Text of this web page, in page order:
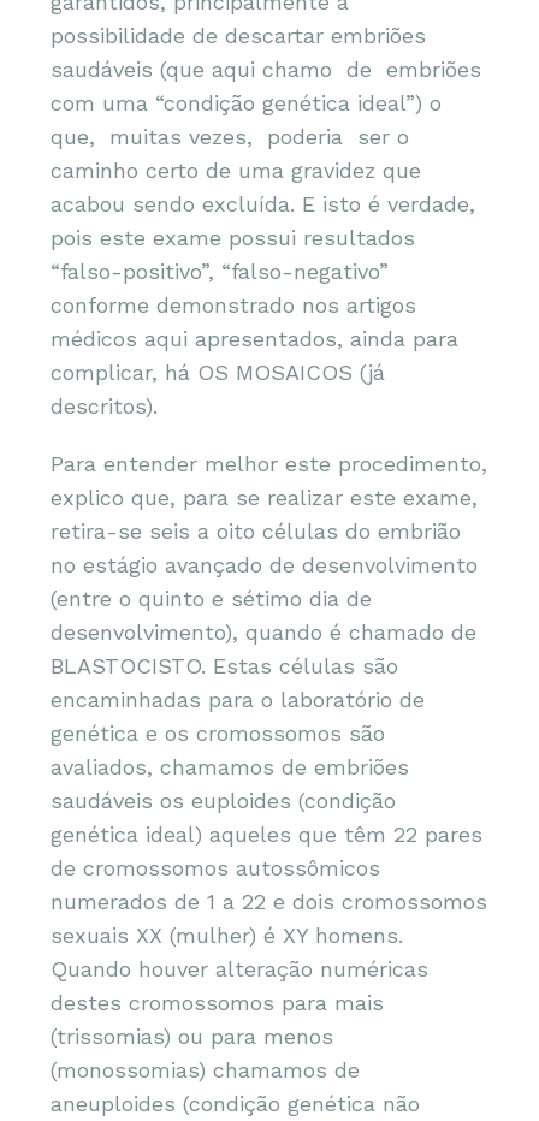
possibilidade de descartar embriões
saudáveis (que aqui chamo de embriões
com uma “condição genética ideal”) o
que, muitas vezes, poderia ser o
caminho certo de uma gravidez que
acabou sendo excluída. E isto é verdade,
pois este exame possui resultados
“falso-positivo”, “falso-negativo”
conforme demonstrado nos artigos
médicos aqui apresentados, ainda para
complicar, há OS MOSAICOS (já
descritos).
Para entender melhor este procedimento,
explico que, para se realizar este exame,
retira-se seis a oito células do embrião
no estágio avançado de desenvolvimento
(entre o quinto e sétimo dia de
desenvolvimento), quando é chamado de
BLASTOCISTO. Estas células são
encaminhadas para o laboratório de
genética e os cromossomos são
avaliados, chamamos de embriões
saudáveis os euploides (condição
genética ideal) aqueles que têm 22 pares
de cromossomos autossômicos
numerados de 1 a 22 e dois cromossomos
sexuais XX (mulher) é XY homens.
Quando houver alteração numéricas
destes cromossomos para mais
(trissomias) ou para menos
(monossomias) chamamos de
aneuploides (condição genética não